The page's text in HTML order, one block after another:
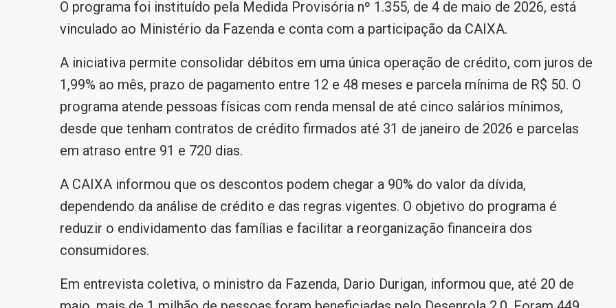
O programa foi instituído pela Medida Provisória nº 1.355, de 4 de maio de 2026, está
vinculado ao Ministério da Fazenda e conta com a participação da CAIXA.
A iniciativa permite consolidar débitos em uma única operação de crédito, com juros de
1,99% ao mês, prazo de pagamento entre 12 e 48 meses e parcela mínima de R$ 50. O
programa atende pessoas físicas com renda mensal de até cinco salários mínimos,
desde que tenham contratos de crédito firmados até 31 de janeiro de 2026 e parcelas
em atraso entre 91 e 720 dias.
A CAIXA informou que os descontos podem chegar a 90% do valor da dívida,
dependendo da análise de crédito e das regras vigentes. O objetivo do programa é
reduzir o endividamento das famílias e facilitar a reorganização financeira dos
consumidores.
Em entrevista coletiva, o ministro da Fazenda, Dario Durigan, informou que, até 20 de